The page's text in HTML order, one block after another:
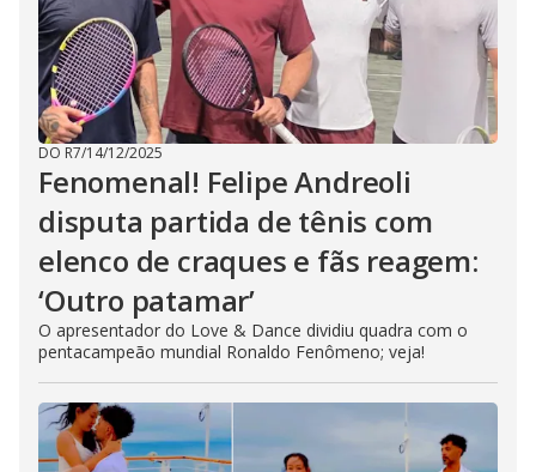
DO R7/14/12/2025
Fenomenal! Felipe Andreoli
disputa partida de tênis com
elenco de craques e fãs reagem:
‘Outro patamar’
O apresentador do Love & Dance dividiu quadra com o
pentacampeão mundial Ronaldo Fenômeno; veja!